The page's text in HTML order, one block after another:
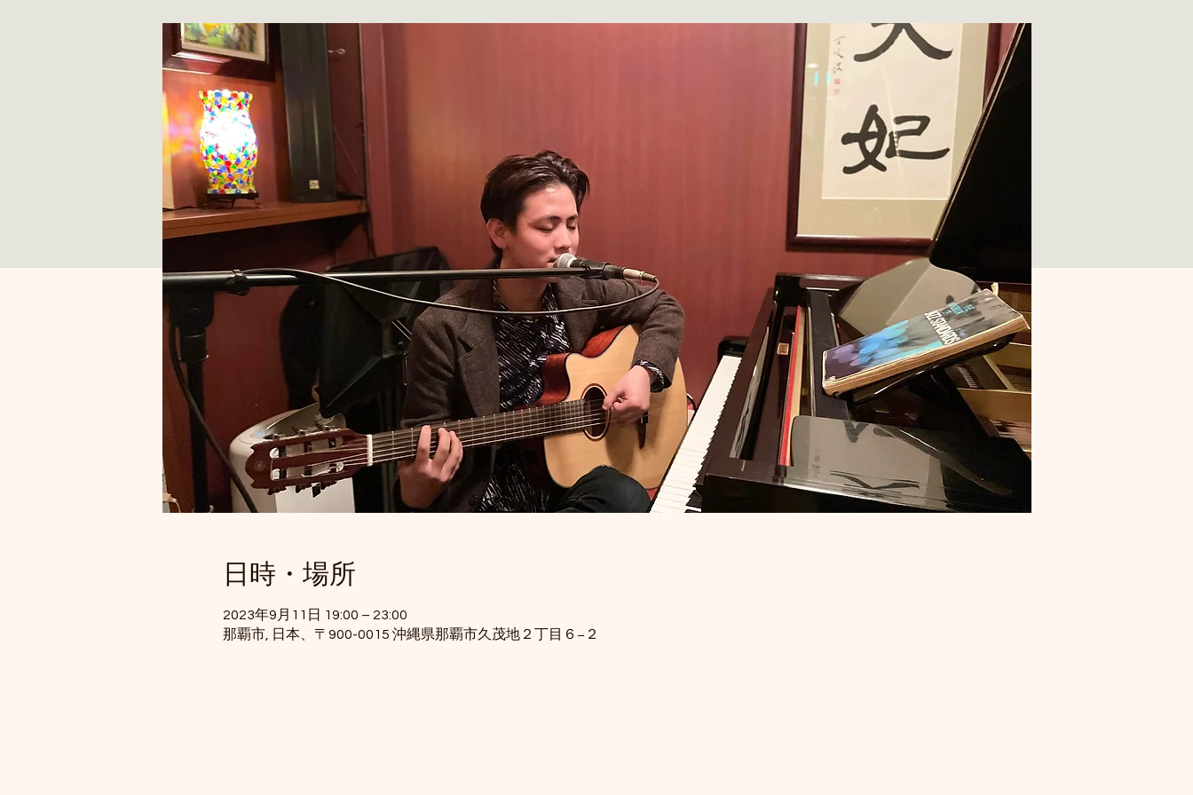
日時・場所
2023年9月11日 19:00 – 23:00
那覇市, 日本、〒900-0015 沖縄県那覇市久茂地２丁目６−２